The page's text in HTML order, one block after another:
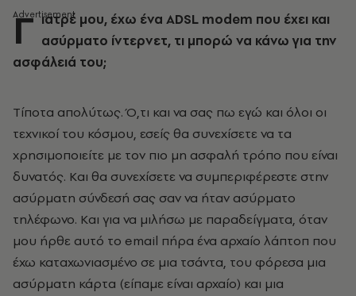
Γ ιατρέ μου, έχω ένα ADSL modem που έχει και
ασύρματο ίντερνετ, τι μπορώ να κάνω για την
ασφάλειά του;
Tίποτα απολύτως. Ό,τι και να σας πω εγώ και όλοι οι
τεχνικοί του κόσμου, εσείς θα συνεχίσετε να τα
χρησιμοποιείτε με τον πιο μη ασφαλή τρόπο που είναι
δυνατός. Kαι θα συνεχίσετε να συμπεριφέρεστε στην
ασύρματη σύνδεσή σας σαν να ήταν ασύρματο
τηλέφωνο. Kαι για να μιλήσω με παραδείγματα, όταν
μου ήρθε αυτό το email πήρα ένα αρχαίο λάπτοπ που
έχω καταχωνιασμένο σε μια τσάντα, του φόρεσα μια
ασύρματη κάρτα (είπαμε είναι αρχαίο) και μια